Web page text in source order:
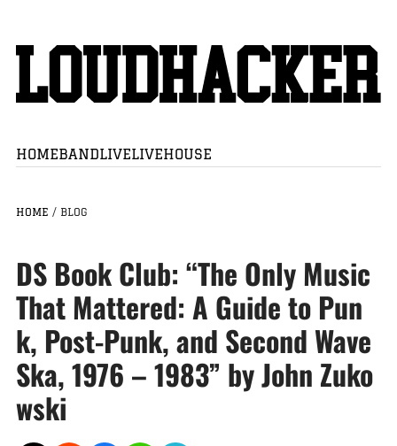
HOMEBANDLIVELIVEHOUSE
HOME / BLOG
DS Book Club: “The Only Music
That Mattered: A Guide to Pun
k, Post-Punk, and Second Wave
Ska, 1976 – 1983” by John Zuko
wski